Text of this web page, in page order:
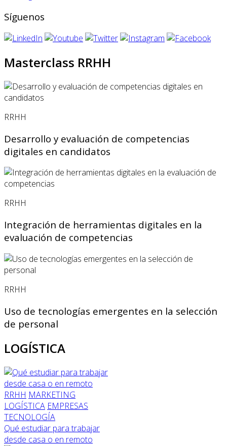
Síguenos
Masterclass RRHH
RRHH
Desarrollo y evaluación de competencias
digitales en candidatos
RRHH
Integración de herramientas digitales en la
evaluación de competencias
RRHH
Uso de tecnologías emergentes en la selección
de personal
LOGÍSTICA
RRHH MARKETING
LOGÍSTICA EMPRESAS
TECNOLOGÍA
Qué estudiar para trabajar
desde casa o en remoto